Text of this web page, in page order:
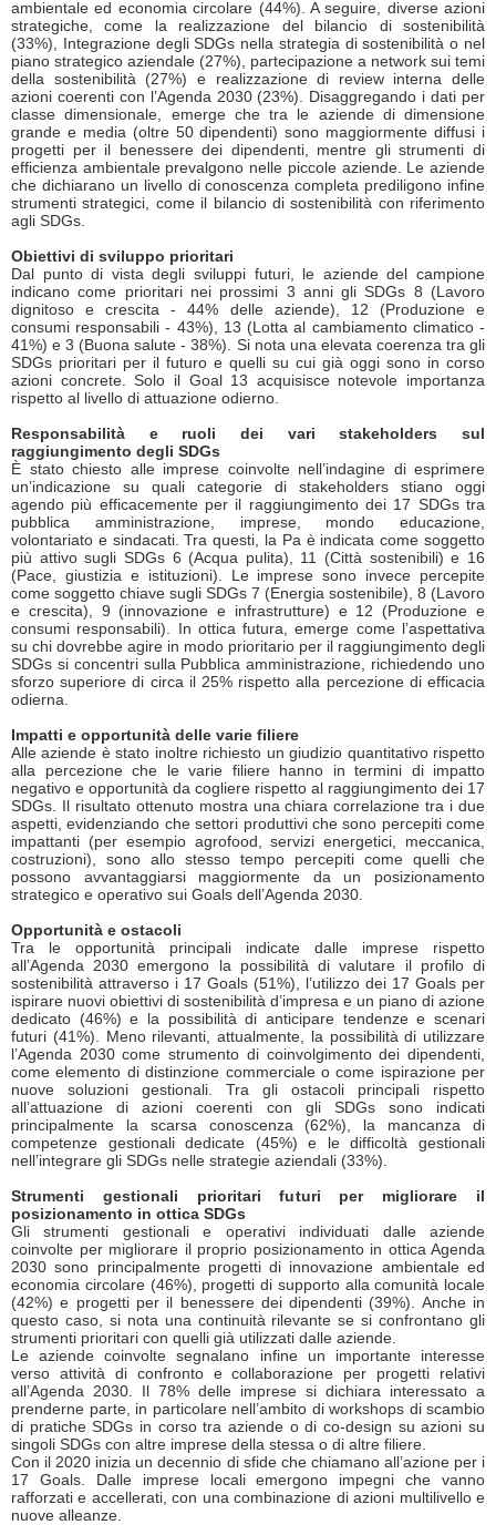
ambientale ed economia circolare (44%). A seguire, diverse azioni
strategiche, come la realizzazione del bilancio di sostenibilità
(33%), Integrazione degli SDGs nella strategia di sostenibilità o nel
piano strategico aziendale (27%), partecipazione a network sui temi
della sostenibilità (27%) e realizzazione di review interna delle
azioni coerenti con l’Agenda 2030 (23%). Disaggregando i dati per
classe dimensionale, emerge che tra le aziende di dimensione
grande e media (oltre 50 dipendenti) sono maggiormente diffusi i
progetti per il benessere dei dipendenti, mentre gli strumenti di
efficienza ambientale prevalgono nelle piccole aziende. Le aziende
che dichiarano un livello di conoscenza completa prediligono infine
strumenti strategici, come il bilancio di sostenibilità con riferimento
agli SDGs.
Obiettivi di sviluppo prioritari
Dal punto di vista degli sviluppi futuri, le aziende del campione
indicano come prioritari nei prossimi 3 anni gli SDGs 8 (Lavoro
dignitoso e crescita - 44% delle aziende), 12 (Produzione e
consumi responsabili - 43%), 13 (Lotta al cambiamento climatico -
41%) e 3 (Buona salute - 38%). Si nota una elevata coerenza tra gli
SDGs prioritari per il futuro e quelli su cui già oggi sono in corso
azioni concrete. Solo il Goal 13 acquisisce notevole importanza
rispetto al livello di attuazione odierno.
Responsabilità e ruoli dei vari stakeholders sul
raggiungimento degli SDGs
È stato chiesto alle imprese coinvolte nell’indagine di esprimere
un’indicazione su quali categorie di stakeholders stiano oggi
agendo più efficacemente per il raggiungimento dei 17 SDGs tra
pubblica amministrazione, imprese, mondo educazione,
volontariato e sindacati. Tra questi, la Pa è indicata come soggetto
più attivo sugli SDGs 6 (Acqua pulita), 11 (Città sostenibili) e 16
(Pace, giustizia e istituzioni). Le imprese sono invece percepite
come soggetto chiave sugli SDGs 7 (Energia sostenibile), 8 (Lavoro
e crescita), 9 (innovazione e infrastrutture) e 12 (Produzione e
consumi responsabili). In ottica futura, emerge come l’aspettativa
su chi dovrebbe agire in modo prioritario per il raggiungimento degli
SDGs si concentri sulla Pubblica amministrazione, richiedendo uno
sforzo superiore di circa il 25% rispetto alla percezione di efficacia
odierna.
Impatti e opportunità delle varie filiere
Alle aziende è stato inoltre richiesto un giudizio quantitativo rispetto
alla percezione che le varie filiere hanno in termini di impatto
negativo e opportunità da cogliere rispetto al raggiungimento dei 17
SDGs. Il risultato ottenuto mostra una chiara correlazione tra i due
aspetti, evidenziando che settori produttivi che sono percepiti come
impattanti (per esempio agrofood, servizi energetici, meccanica,
costruzioni), sono allo stesso tempo percepiti come quelli che
possono avvantaggiarsi maggiormente da un posizionamento
strategico e operativo sui Goals dell’Agenda 2030.
Opportunità e ostacoli
Tra le opportunità principali indicate dalle imprese rispetto
all’Agenda 2030 emergono la possibilità di valutare il profilo di
sostenibilità attraverso i 17 Goals (51%), l’utilizzo dei 17 Goals per
ispirare nuovi obiettivi di sostenibilità d’impresa e un piano di azione
dedicato (46%) e la possibilità di anticipare tendenze e scenari
futuri (41%). Meno rilevanti, attualmente, la possibilità di utilizzare
l’Agenda 2030 come strumento di coinvolgimento dei dipendenti,
come elemento di distinzione commerciale o come ispirazione per
nuove soluzioni gestionali. Tra gli ostacoli principali rispetto
all’attuazione di azioni coerenti con gli SDGs sono indicati
principalmente la scarsa conoscenza (62%), la mancanza di
competenze gestionali dedicate (45%) e le difficoltà gestionali
nell’integrare gli SDGs nelle strategie aziendali (33%).
Strumenti gestionali prioritari futuri per migliorare il
posizionamento in ottica SDGs
Gli strumenti gestionali e operativi individuati dalle aziende
coinvolte per migliorare il proprio posizionamento in ottica Agenda
2030 sono principalmente progetti di innovazione ambientale ed
economia circolare (46%), progetti di supporto alla comunità locale
(42%) e progetti per il benessere dei dipendenti (39%). Anche in
questo caso, si nota una continuità rilevante se si confrontano gli
strumenti prioritari con quelli già utilizzati dalle aziende.
Le aziende coinvolte segnalano infine un importante interesse
verso attività di confronto e collaborazione per progetti relativi
all’Agenda 2030. Il 78% delle imprese si dichiara interessato a
prenderne parte, in particolare nell’ambito di workshops di scambio
di pratiche SDGs in corso tra aziende o di co-design su azioni su
singoli SDGs con altre imprese della stessa o di altre filiere.
Con il 2020 inizia un decennio di sfide che chiamano all’azione per i
17 Goals. Dalle imprese locali emergono impegni che vanno
rafforzati e accellerati, con una combinazione di azioni multilivello e
nuove alleanze.